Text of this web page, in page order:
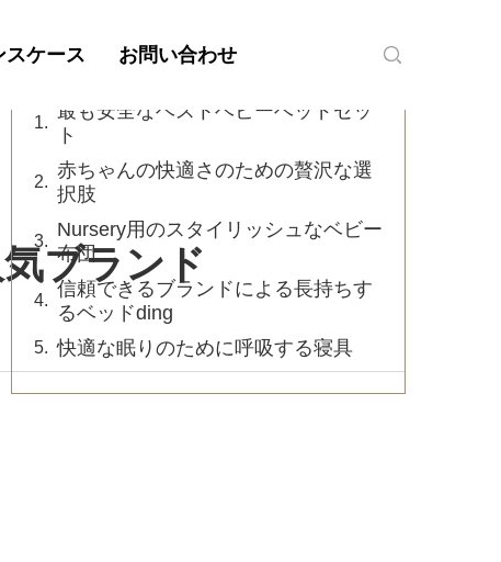
スケース お問い合わせ
ブランド
最も安全なベストベビーベッドセッ
ト
赤ちゃんの快適さのための贅沢な選
択肢
Nursery用のスタイリッシュなベビー
布団
信頼できるブランドによる長持ちす
るベッドding
快適な眠りのために呼吸する寝具